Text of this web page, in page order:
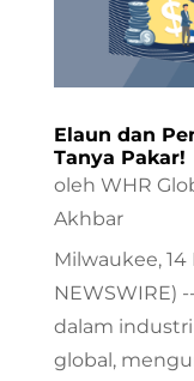
Elaun dan
Tanya Pakar!
oleh WHR
Akhbar
Milwaukee,
NEWSWIRE)
dalam
global,